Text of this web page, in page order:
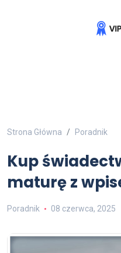
Strona Główna Poradnik
Kup
maturę z
Poradnik 08 czerwca, 2025